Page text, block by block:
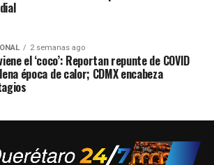
2 semanas ago
el ‘coco’: Reportan repunte de COVID
época de calor; CDMX encabeza